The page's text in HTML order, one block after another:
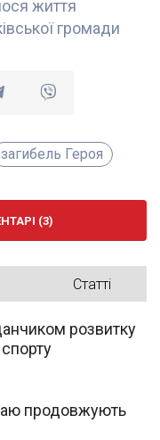
життя
громади
загибель Героя
(3)
Статті
розвитку
продовжують